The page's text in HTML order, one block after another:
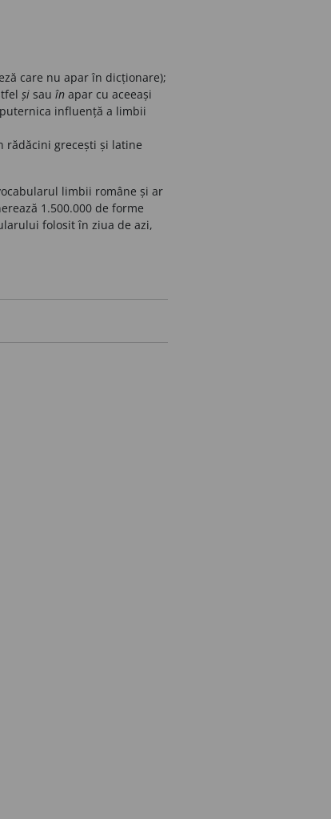
care nu apar în dicționare);
și sau în apar cu aceeași
influență a limbii
rădăcini grecești și latine
limbii române și ar
1.500.000 de forme
folosit în ziua de azi,